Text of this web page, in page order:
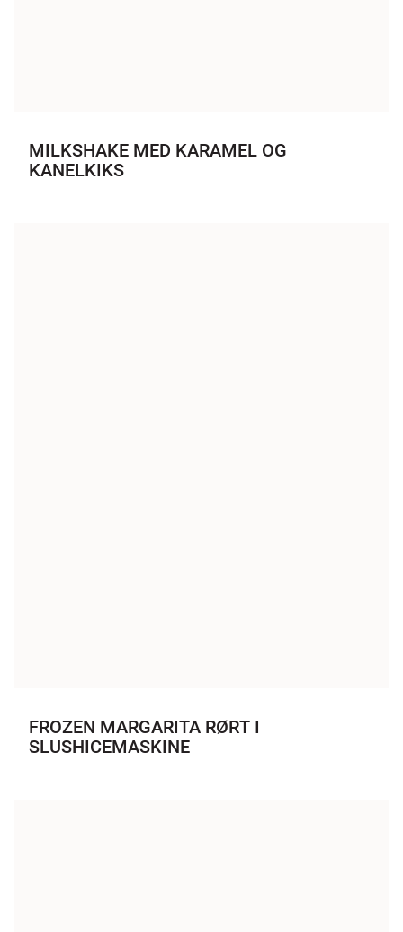
MILKSHAKE MED KARAMEL OG
KANELKIKS
FROZEN MARGARITA RØRT I
SLUSHICEMASKINE